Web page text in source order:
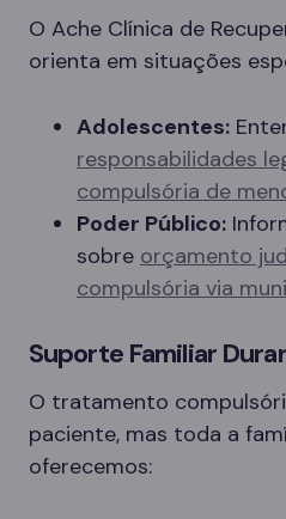
O Ache Clínica de
orienta em situações
Adolescentes:
responsabilidades
compulsória de
Poder Público:
sobre orçamento
compulsória via
Suporte Familiar
O tratamento
paciente, mas toda a
oferecemos: